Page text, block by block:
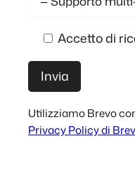
Accetto di
Utilizziamo Brevo
Privacy Policy di